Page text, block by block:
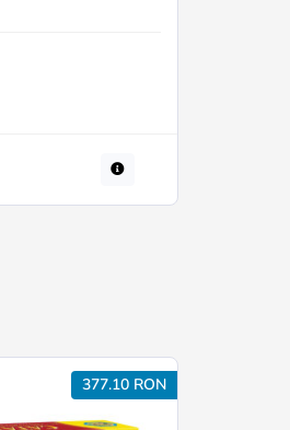
377.10 RON